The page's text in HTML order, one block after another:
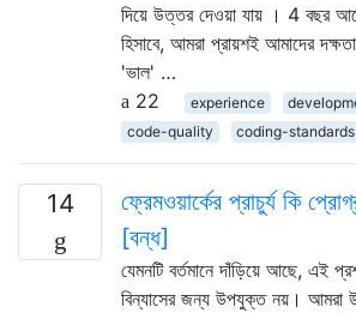
দিয়ে উত্তর দেওয়া যায় । 4 বছর
হিসাবে, আমরা প্রায়শই আমাদের
'ভাল' …
22
experience
code-quality
coding-standards
14
ফ্রেমওয়ার্কের প্রাচুর্য কি
[বন্ধ]
যেমনটি বর্তমানে দাঁড়িয়ে আছে, এই
বিন্যাসের জন্য উপযুক্ত নয়।